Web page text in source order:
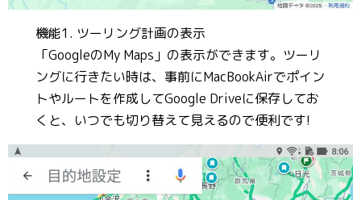
機能1. ツーリング計画の表示
「GoogleのMy Maps」の表示ができます。ツーリ
ングに行きたい時は、事前にMacBookAirでポイン
トやルートを作成してGoogle Driveに保存してお
くと、いつでも切り替えて見えるので便利です!